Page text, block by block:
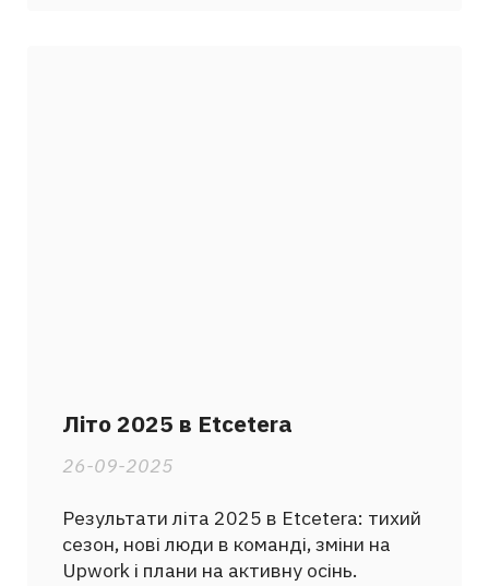
Літо 2025 в Etcetera
26-09-2025
Результати літа 2025 в Etcetera: тихий
сезон, нові люди в команді, зміни на
Upwork і плани на активну осінь.